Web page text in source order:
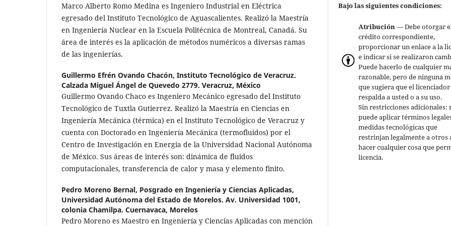
Marco Alberto Romo Medina es Ingeniero Industrial en Eléctrica
egresado del Instituto Tecnológico de Aguascalientes. Realizó la Maestría
en Ingeniería Nuclear en la Escuela Politécnica de Montreal, Canadá. Su
área de interés es la aplicación de métodos numéricos a diversas ramas
de las ingenierías.
Guillermo Efrén Ovando Chacón, Instituto Tecnológico de Veracruz.
Calzada Miguel Ángel de Quevedo 2779. Veracruz, México
Guillermo Ovando Chaco es Ingeniero Mecánico egresado del Instituto
Tecnológico de Tuxtla Gutierrez. Realizó la Maestría en Ciencias en
Ingeniería Mecánica (térmica) en el Instituto Tecnológico de Veracruz y
cuenta con Doctorado en Ingeniería Mecánica (termofluidos) por el
Centro de Investigación en Energía de la Universidad Nacional Autónoma
de México. Sus áreas de interés son: dinámica de fluidos
computacionales, transferencia de calor y masa y elemento finito.
Pedro Moreno Bernal, Posgrado en Ingeniería y Ciencias Aplicadas,
Universidad Autónoma del Estado de Morelos. Av. Universidad 1001,
colonia Chamilpa. Cuernavaca, Morelos
Pedro Moreno es Maestro en Ingeniería y Ciencias Aplicadas con mención
Bajo las siguientes condiciones:
Atribución— Debe otorgar
crédito correspondiente,
proporcionar un enlace a la
e indicar si se realizaron
Puede hacerlo de cualquier
razonable, pero de ninguna
que sugiera que el
respalda a usted o a su uso.
Sin restricciones adicionales:
puede aplicar términos
medidas tecnológicas que
restrinjan legalmente a otros
hacer cualquier cosa que
licencia.